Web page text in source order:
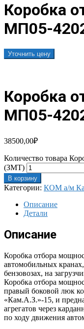
Коробка
МП05-
Уточнить цену
Коробка
МП05-
38500,00₽
Количество товара
(ЗМТ)
В корзину
Категории: КОМ а/м
Описание
Детали
Описание
Коробка отбора
автомобильных
бензовозах, на
Коробка отбора
правый боковой люк
«Кам.А.З.»-15, и
агрегатов через
по ходу движения